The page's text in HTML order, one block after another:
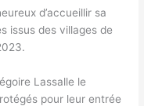
d’accueillir sa
issus des villages de
Lassalle le
pour leur entrée